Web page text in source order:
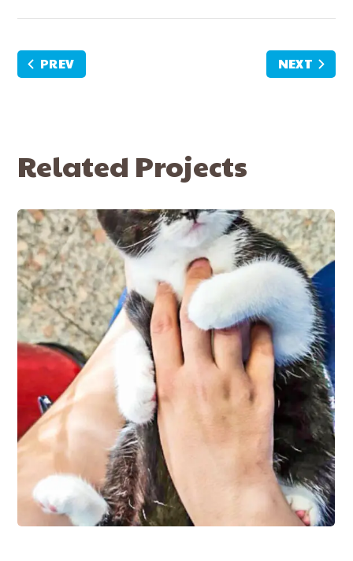
PREV NEXT
Related Projects